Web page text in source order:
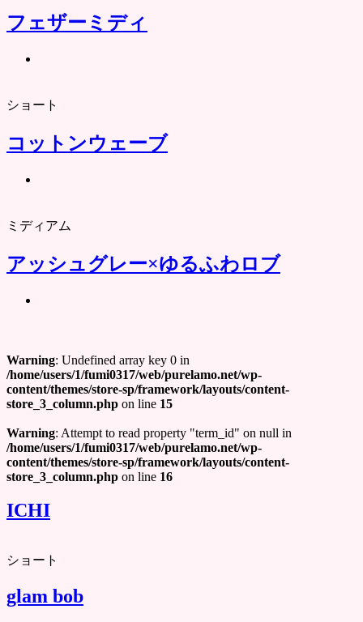
フェザーミディ
ショート
コットンウェーブ
ミディアム
アッシュグレー×ゆるふわロブ
Warning: Undefined array key 0 in
/home/users/1/fumi0317/web/purelamo.net/wp-
content/themes/store-sp/framework/layouts/content-
store_3_column.php on line 15
Warning: Attempt to read property "term_id" on null in
/home/users/1/fumi0317/web/purelamo.net/wp-
content/themes/store-sp/framework/layouts/content-
store_3_column.php on line 16
ICHI
ショート
glam bob